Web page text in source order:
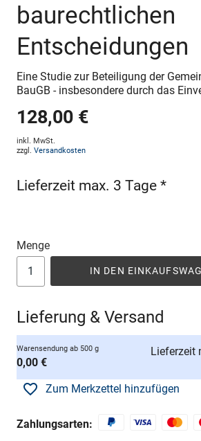
baurechtlichen
Entscheidungen
Eine Studie zur Beteiligung der
BauGB - insbesondere durch das
128,00 €
inkl. MwSt.
zzgl. Versandkosten
Lieferzeit max. 3 Tage *
Menge
IN DEN
Lieferung & Versand
Warensendung ab 500 g
0,00 €
Lieferzeit
Zum Merkzettel hinzufügen
Zahlungsarten: